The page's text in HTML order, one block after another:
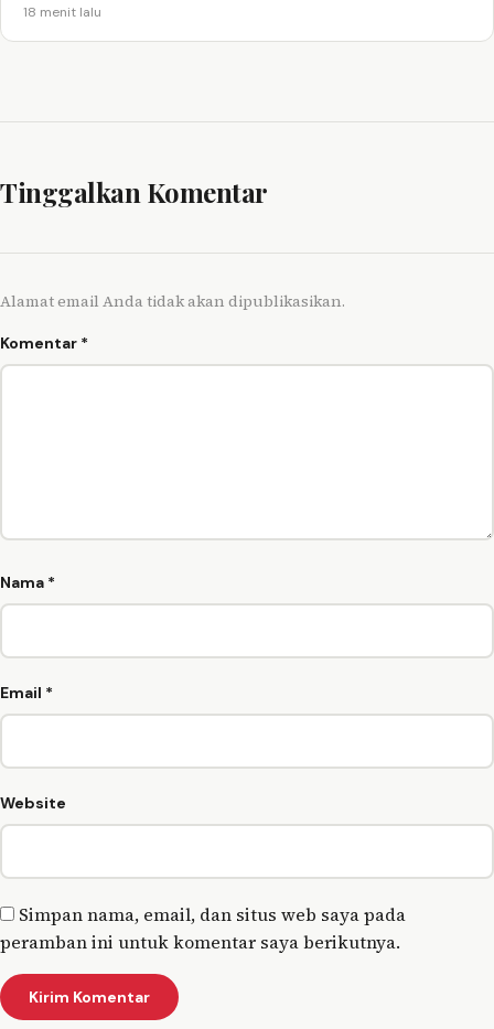
18 menit lalu
Tinggalkan Komentar
Alamat email Anda tidak akan dipublikasikan.
Komentar *
Nama *
Email *
Website
Simpan nama, email, dan situs web saya pada
peramban ini untuk komentar saya berikutnya.